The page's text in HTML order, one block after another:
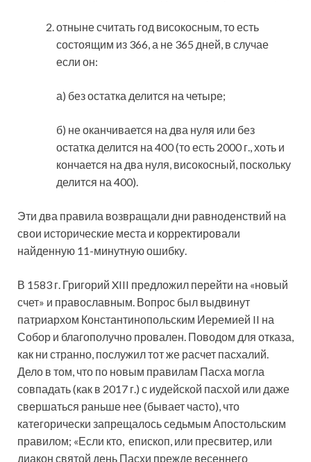
отныне считать год високосным, то есть
состоящим из 366, а не 365 дней, в случае
если он:
а) без остатка делится на четыре;
б) не оканчивается на два нуля или без
остатка делится на 400 (то есть 2000 г., хоть и
кончается на два нуля, високосный, поскольку
делится на 400).
Эти два правила возвращали дни равноденствий на
свои исторические места и корректировали
найденную 11-минутную ошибку.
В 1583 г. Григорий XIII предложил перейти на «новый
счет» и православным. Вопрос был выдвинут
патриархом Константинопольским Иеремией II на
Собор и благополучно провален. Поводом для отказа,
как ни странно, послужил тот же расчет пасхалий.
Дело в том, что по новым правилам Пасха могла
совпадать (как в 2017 г.) с иудейской пасхой или даже
свершаться раньше нее (бывает часто), что
категорически запрещалось седьмым Апостольским
правилом; «Если кто, епископ, или пресвитер, или
диакон святой день Пасхи прежде весеннего